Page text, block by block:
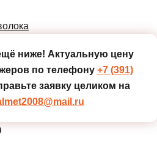
ниже! Актуальную цену
по телефону +7 (391)
заявку целиком на